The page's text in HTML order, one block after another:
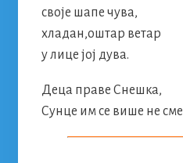
своје шапе чува,
хладан,оштар ветар
у лице јој дува.
Деца праве Снешка,
Сунце им се више не